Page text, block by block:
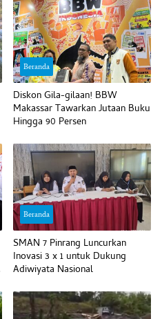
Beranda
Diskon Gila-gilaan! BBW
Makassar Tawarkan Jutaan Buku
Hingga 90 Persen
Beranda
SMAN 7 Pinrang Luncurkan
Inovasi 3 x 1 untuk Dukung
Adiwiyata Nasional